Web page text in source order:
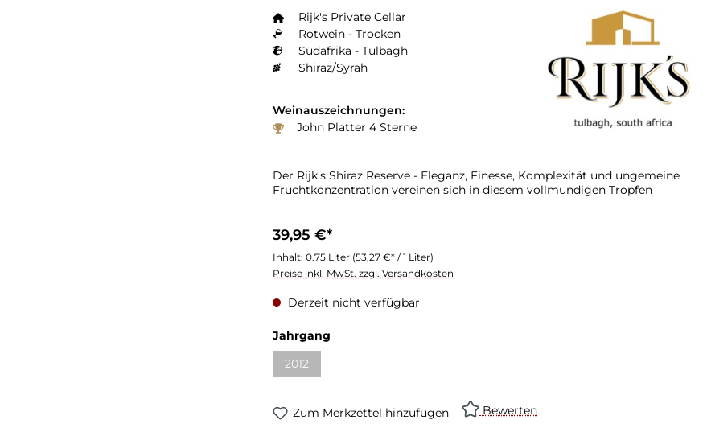
Rijk's Private Cellar
Rotwein - Trocken
Südafrika - Tulbagh
Shiraz/Syrah
Weinauszeichnungen:
John Platter 4 Sterne
Der Rijk's Shiraz Reserve - Eleganz, Finesse, Komplexität und ungemeine
Fruchtkonzentration vereinen sich in diesem vollmundigen Tropfen
39,95 €*
Inhalt: 0.75 Liter (53,27 €* / 1 Liter)
Preise inkl. MwSt. zzgl. Versandkosten
Derzeit nicht verfügbar
Jahrgang
2012
Zum Merkzettel hinzufügen Bewerten